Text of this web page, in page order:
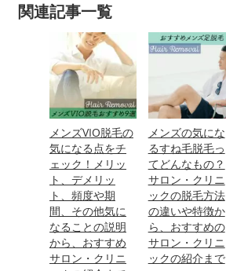
関連記事一覧
メンズVIO脱毛の
気になる点をチ
ェック！メリッ
ト、デメリッ
ト、頻度や期
間、その他気に
なることの説明
から、おすすめ
サロン・クリニ
メンズの気にな
るすね毛脱毛っ
てどんなもの？
サロン・クリニ
ックの脱毛方法
の違いや特徴か
ら、おすすめの
サロン・クリニ
ックの紹介まで